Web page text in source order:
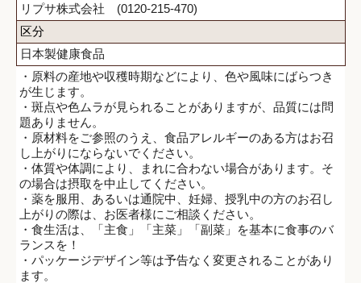
リプサ株式会社 (0120-215-470)
区分
日本製健康食品
・原料の産地や収穫時期などにより、色や風味にばらつき
が生じます。
・斑点や色ムラが見られることがありますが、品質には問
題ありません。
・原材料をご参照のうえ、食品アレルギーのある方はお召
し上がりにならないでください。
・体質や体調により、まれに合わない場合があります。そ
の場合は摂取を中止してください。
・薬を服用、あるいは通院中、妊婦、授乳中の方のお召し
上がりの際は、お医者様にご相談ください。
・食生活は、「主食」「主菜」「副菜」を基本に食事のバ
ランスを！
・パッケージデザイン等は予告なく変更されることがあり
ます。